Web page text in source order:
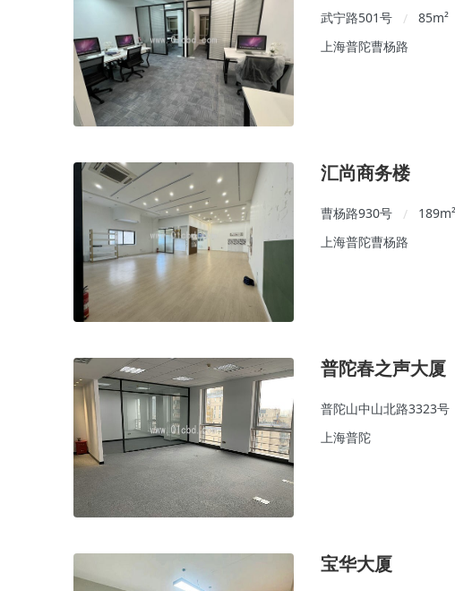
武宁路501号 / 85m²
上海普陀曹杨路
汇尚商务楼
曹杨路930号 / 189m²
上海普陀曹杨路
普陀春之声大厦
普陀山中山北路3323号
上海普陀
宝华大厦